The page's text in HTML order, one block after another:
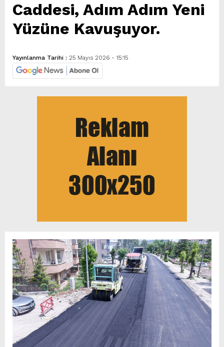
Caddesi, Adım Adım Yeni
Yüzüne Kavuşuyor.
Yayınlanma Tarihi : 25 Mayıs 2026 - 15:15